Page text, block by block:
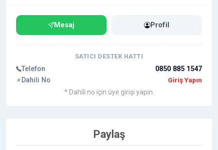
Mesaj Profil
SATICI DESTEK HATTI
Telefon
0850 885 1547
Dahili No
Giriş Yapın
* Dahili no için üye girişi yapın.
Paylaş